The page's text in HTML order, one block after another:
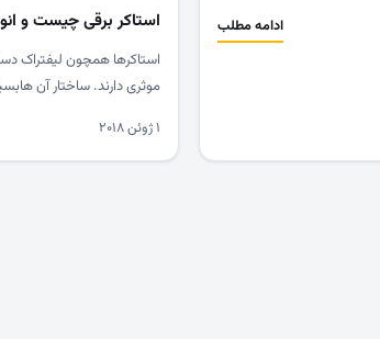
ادامه مطلب استاکر برقی چیست و
استاکرها همچون لیفتراک
موثری دارند. ساختار آن
۱ ژوئن ۲۰۱۸